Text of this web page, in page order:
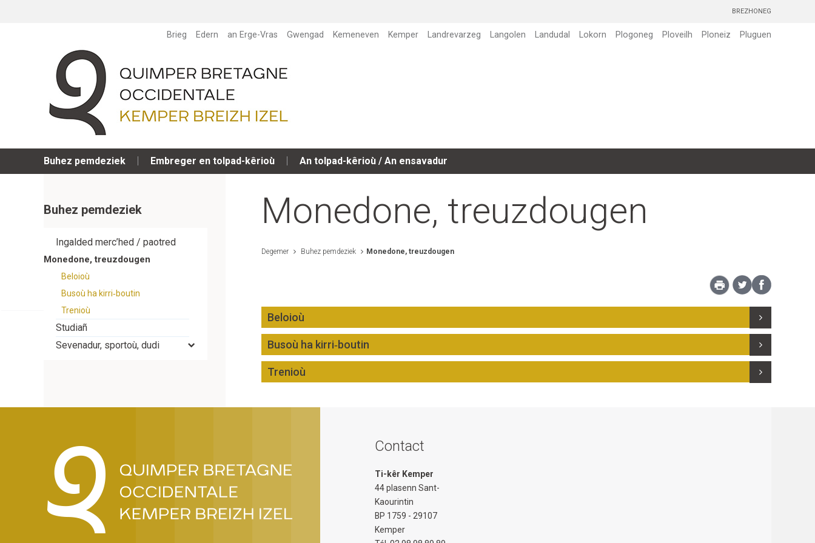
BREZHONEG
Brieg Edern an Erge-Vras Gwengad Kemeneven Kemper Landrevarzeg Langolen Landudal Lokorn Plogoneg Ploveilh Ploneiz Pluguen
Buhez pemdeziek Embreger en tolpad-kêrioù An tolpad-kêrioù / An ensavadur
Monedone, treuzdougen
Degemer Buhez pemdeziek Monedone, treuzdougen
Beloioù
Busoù ha kirri‐boutin
Trenioù
Buhez pemdeziek
Ingalded merc’hed / paotred
Monedone, treuzdougen
Beloioù
Busoù ha kirri‐boutin
Trenioù
Studiañ
Sevenadur, sportoù, dudi
Contact
Ti-kêr Kemper
44 plasenn Sant-
Kaourintin
BP 1759 - 29107
Kemper